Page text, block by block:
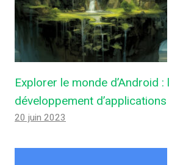
Explorer le monde d’Android :
développement d’applications
20 juin 2023